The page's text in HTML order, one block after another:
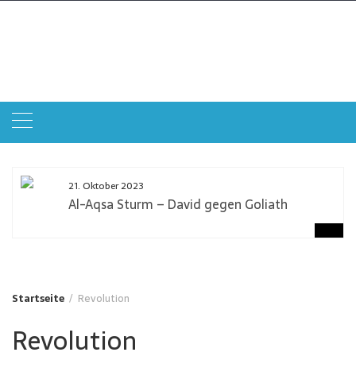
Zum
21. Oktober 2023
Al-Aqsa Sturm – David gegen Goliath
Startseite Revolution
Revolution